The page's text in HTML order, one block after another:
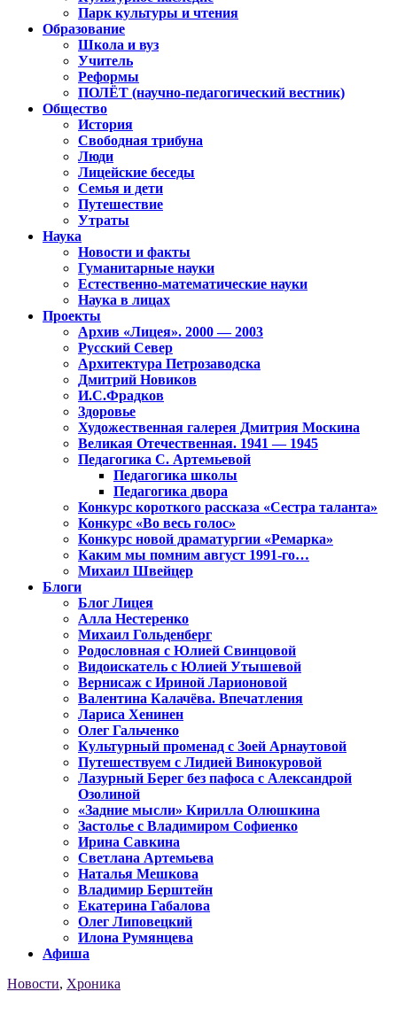
Парк культуры и чтения
Образование
Школа и вуз
Учитель
Реформы
ПОЛЁТ (научно-педагогический вестник)
Общество
История
Свободная трибуна
Люди
Лицейские беседы
Семья и дети
Путешествие
Утраты
Наука
Новости и факты
Гуманитарные науки
Естественно-математические науки
Наука в лицах
Проекты
Архив «Лицея». 2000 — 2003
Русский Север
Архитектура Петрозаводска
Дмитрий Новиков
И.С.Фрадков
Здоровье
Художественная галерея Дмитрия Москина
Великая Отечественная. 1941 — 1945
Педагогика С. Артемьевой
Педагогика школы
Педагогика двора
Конкурс короткого рассказа «Сестра таланта»
Конкурс «Во весь голос»
Конкурс новой драматургии «Ремарка»
Каким мы помним август 1991-го…
Михаил Швейцер
Блоги
Блог Лицея
Алла Нестеренко
Михаил Гольденберг
Родословная с Юлией Свинцовой
Видоискатель с Юлией Утышевой
Вернисаж с Ириной Ларионовой
Валентина Калачёва. Впечатления
Лариса Хенинен
Олег Гальченко
Культурный променад с Зоей Арнаутовой
Путешествуем с Лидией Винокуровой
Лазурный Берег без пафоса с Александрой
Озолиной
«Задние мысли» Кирилла Олюшкина
Застолье с Владимиром Софиенко
Ирина Савкина
Светлана Артемьева
Наталья Мешкова
Владимир Берштейн
Екатерина Габалова
Олег Липовецкий
Илона Румянцева
Афиша
Новости, Хроника